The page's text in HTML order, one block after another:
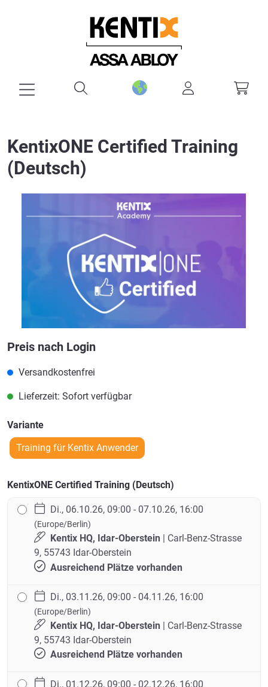
KentixONE Certified Training
(Deutsch)
Preis nach Login
Versandkostenfrei
Lieferzeit: Sofort verfügbar
Variante
Training für Kentix Anwender
KentixONE Certified Training (Deutsch)
Di., 06.10.26, 09:00 - 07.10.26, 16:00
(Europe/Berlin)
Kentix HQ, Idar-Oberstein | Carl-Benz-Strasse
9, 55743 Idar-Oberstein
Ausreichend Plätze vorhanden
Di., 03.11.26, 09:00 - 04.11.26, 16:00
(Europe/Berlin)
Kentix HQ, Idar-Oberstein | Carl-Benz-Strasse
9, 55743 Idar-Oberstein
Ausreichend Plätze vorhanden
Di., 01.12.26, 09:00 - 02.12.26, 16:00